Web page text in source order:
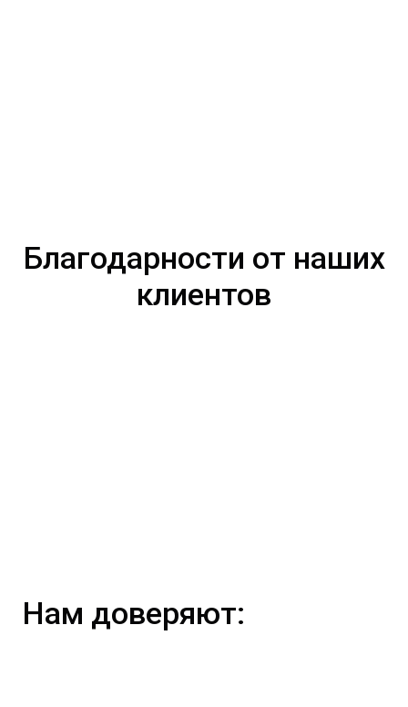
Благодарности от наших
клиентов
Нам доверяют: